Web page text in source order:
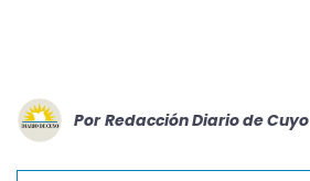
Por Redacción Diario de Cuyo